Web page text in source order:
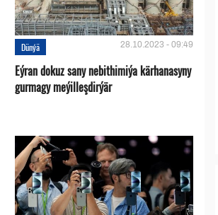
Dünýä 28.10.2023 - 09:49
Eýran dokuz sany nebithimiýa kärhanasyny
gurmagy meýilleşdirýär